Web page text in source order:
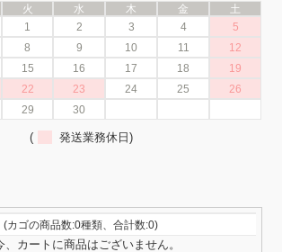
火 水 木 金
土
1
2 3 4
5
8 9 10 11
12
15 16 17 18
19
22 23 24 25
26
29 30
( 発送業務休日)
(カゴの商品数:0種類、合計数:0)
、カートに商品はございません。